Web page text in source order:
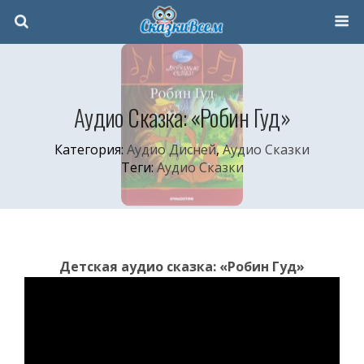
Аудио Сказка: «Робин Гуд»
Категория: Аудио Дисней,Аудио Сказки
Теги:Аудио Сказки
Детская аудио сказка: «Робин Гуд»